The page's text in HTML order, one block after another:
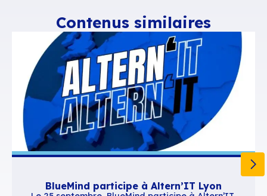
désempli.
Cette
semaine de lancement s’est avérée
positiveet déjà concrétisée par les
premiers
de déploiements. L’engouement et les
solution BlueMind sont importants, validant
pertinence de l’implantation en Côte